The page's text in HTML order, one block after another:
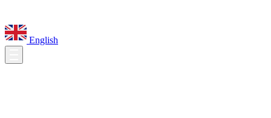
English